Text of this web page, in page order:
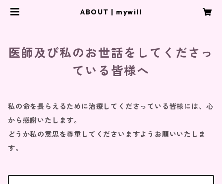
ABOUT | mywill
医師及び私のお世話をしてくださっ
ている皆様へ
私の命を長らえるために治療してくださっている皆様には、心
から感謝いたします。
どうか私の意思を尊重してくださいますようお願いいたしま
す。